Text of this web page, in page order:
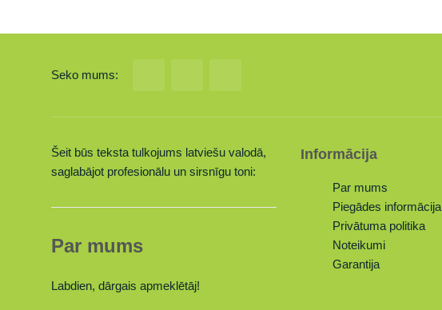
Seko mums:
Šeit būs teksta tulkojums latviešu valodā,
saglabājot profesionālu un sirsnīgu toni:
Par mums
Labdien, dārgais apmeklētāj!
Informācija
Par mums
Piegādes informācija
Privātuma politika
Noteikumi
Garantija